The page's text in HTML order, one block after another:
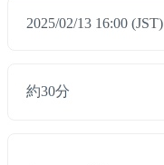
2025/02/13 16:00 (JST)
約30分